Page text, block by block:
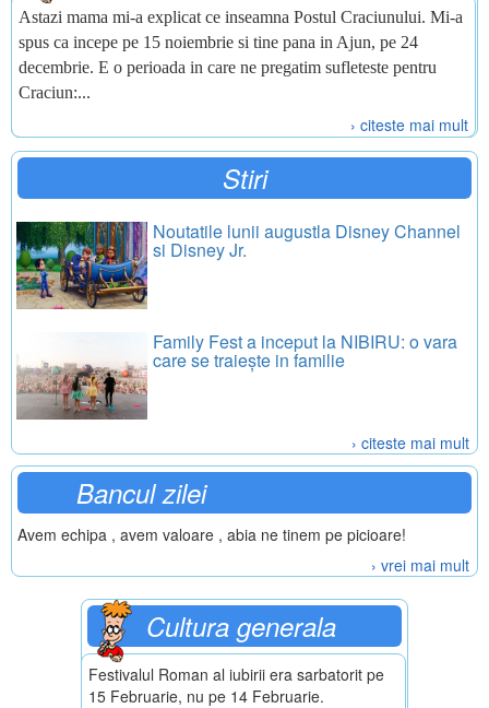
Astazi mama mi-a explicat ce inseamna Postul Craciunului. Mi-a
spus ca incepe pe 15 noiembrie si tine pana in Ajun, pe 24
decembrie. E o perioada in care ne pregatim sufleteste pentru
Craciun:...
› citeste mai mult
Stiri
Noutatile lunii augustla Disney Channel
si Disney Jr.
Family Fest a inceput la NIBIRU: o vara
care se traiește in familie
› citeste mai mult
Bancul zilei
Avem echipa , avem valoare , abia ne tinem pe picioare!
› vrei mai mult
Cultura generala
Festivalul Roman al iubirii era sarbatorit pe
15 Februarie, nu pe 14 Februarie.